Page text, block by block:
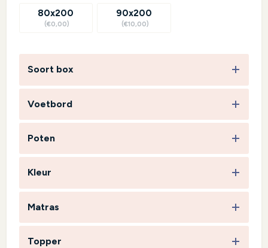
80x200
(€0,00)
90x200
(€10,00)
Soort box
Voetbord
Poten
Kleur
Matras
Topper